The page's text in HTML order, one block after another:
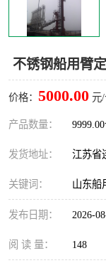
不锈钢船用臂
价格： 5000.00 元
产品数量：
发货地址： 江苏省
关键词： 山东船
发布日期： 2026-
阅 读 量： 148
浮动出油装置